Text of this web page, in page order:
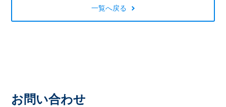
一覧へ戻る
お問い合わせ